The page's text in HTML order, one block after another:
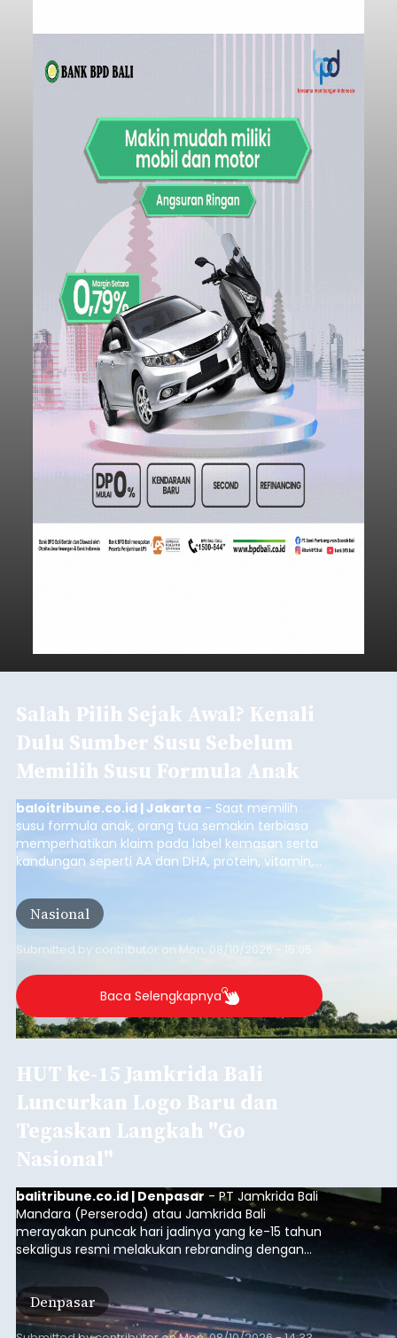
Salah Pilih Sejak Awal? Kenali
Dulu Sumber Susu Sebelum
Memilih Susu Formula Anak
baloitribune.co.id | Jakarta - Saat memilih
susu formula anak, orang tua semakin terbiasa
memperhatikan klaim pada label kemasan serta
kandungan seperti AA dan DHA, protein, vitamin,
yang belum banyak dicermati adalah dari mana
sumber susu yang digunakan.
Nasional
Submitted by contributor on Mon, 08/10/2026 - 15:05
Baca Selengkapnya
HUT ke-15 Jamkrida Bali
Luncurkan Logo Baru dan
Tegaskan Langkah "Go
Nasional"
balitribune.co.id | Denpasar - PT Jamkrida Bali
Mandara (Perseroda) atau Jamkrida Bali
merayakan puncak hari jadinya yang ke-15 tahun
sekaligus resmi melakukan rebranding dengan
meluncurkan logo baru perusahaan. Peluncuran
ini digelar dalam acara bertajuk "ELEVATE 15:
Transformasi Menuju Nasional" di Gedung
Ksirarnawa, Taman Budaya (Art Center),
Denpasar